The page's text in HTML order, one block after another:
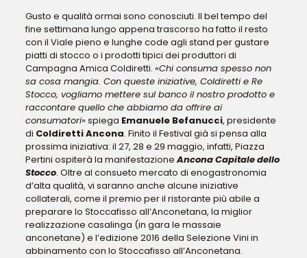
Gusto e qualità ormai sono conosciuti. Il bel tempo del
fine settimana lungo appena trascorso ha fatto il resto
con il Viale pieno e lunghe code agli stand per gustare
piatti di stocco o i prodotti tipici dei produttori di
Campagna Amica Coldiretti. «Chi consuma spesso non
sa cosa mangia. Con queste iniziative, Coldiretti e Re
Stocco, vogliamo mettere sul banco il nostro prodotto e
raccontare quello che abbiamo da offrire ai
consumatori» spiega Emanuele Befanucci, presidente
di Coldiretti Ancona. Finito il Festival già si pensa alla
prossima iniziativa: il 27, 28 e 29 maggio, infatti, Piazza
Pertini ospiterà la manifestazioneAncona Capitale dello
Stocco. Oltre al consueto mercato di enogastronomia
d’alta qualità, vi saranno anche alcune iniziative
collaterali, come il premio per il ristorante più abile a
preparare lo Stoccafisso all’Anconetana, la miglior
realizzazione casalinga (in gara le massaie
anconetane) e l’edizione 2016 della Selezione Vini in
abbinamento con lo Stoccafisso all’Anconetana.